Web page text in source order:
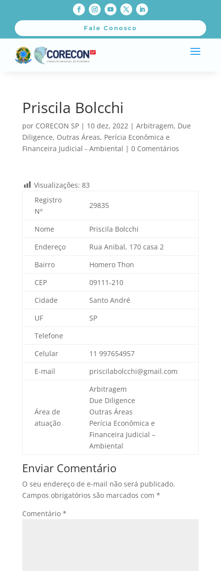
Fale Conosco
Priscila Bolcchi
por CORECON SP| 10 dez, 2022 | Arbitragem, Due
Diligence, Outras Áreas, Perícia Econômica e
Financeira Judicial - Ambiental | 0 Comentários
Visualizações: 83
Registro
Nº
29835
Nome
Priscila Bolcchi
Endereço
Rua Anibal, 170 casa 2
Bairro
Homero Thon
CEP
09111-210
Cidade
Santo André
UF
SP
Telefone
Celular
11 997654957
E-mail
priscilabolcchi@gmail.com
Área de
atuação
Arbitragem
Due Diligence
Outras Áreas
Perícia Econômica e
Financeira Judicial –
Ambiental
Enviar Comentário
O seu endereço de e-mail não será publicado.
Campos obrigatórios são marcados com *
Comentário *